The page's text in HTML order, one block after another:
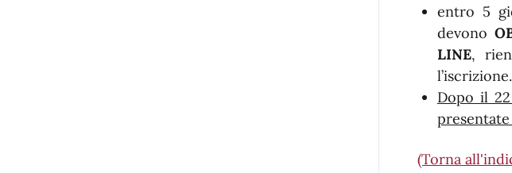
entro 5
devono
LINE,
l’iscrizione.
Dopo il
(Torna